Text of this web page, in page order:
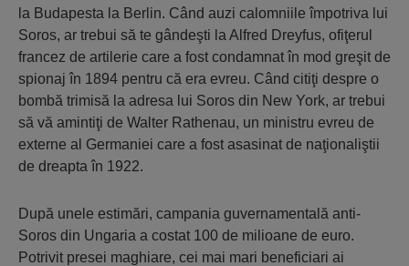
la Budapesta la Berlin. Când auzi calomniile împotriva lui
Soros, ar trebui să te gândeşti la Alfred Dreyfus, ofiţerul
francez de artilerie care a fost condamnat în mod greşit de
spionaj în 1894 pentru că era evreu. Când citiţi despre o
bombă trimisă la adresa lui Soros din New York, ar trebui
să vă amintiţi de Walter Rathenau, un ministru evreu de
externe al Germaniei care a fost asasinat de naţionaliştii
de dreapta în 1922.
După unele estimări, campania guvernamentală anti-
Soros din Ungaria a costat 100 de milioane de euro.
Potrivit presei maghiare, cei mai mari beneficiari ai